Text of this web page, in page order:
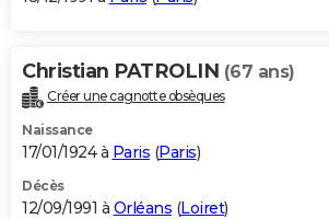
Christian PATROLIN (67 ans)
Créer une cagnotte obsèques
Naissance
17/01/1924 à Paris (Paris)
Décès
12/09/1991 à Orléans (Loiret)